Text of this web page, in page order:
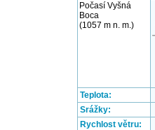
Počasí Vyšná
Boca
(1057 m n. m.)
Teplota:
Srážky:
Rychlost větru: